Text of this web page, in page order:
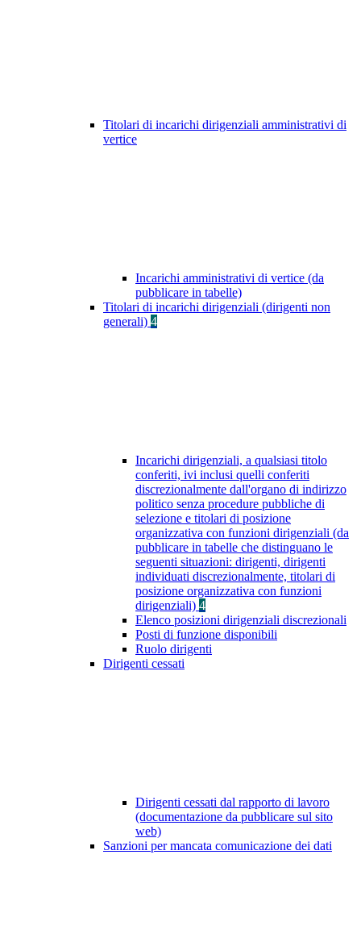
Titolari di incarichi dirigenziali amministrativi di
vertice
Incarichi amministrativi di vertice (da
pubblicare in tabelle)
Titolari di incarichi dirigenziali (dirigenti non
generali) 4
Incarichi dirigenziali, a qualsiasi titolo
conferiti, ivi inclusi quelli conferiti
discrezionalmente dall'organo di indirizzo
politico senza procedure pubbliche di
selezione e titolari di posizione
organizzativa con funzioni dirigenziali (da
pubblicare in tabelle che distinguano le
seguenti situazioni: dirigenti, dirigenti
individuati discrezionalmente, titolari di
posizione organizzativa con funzioni
dirigenziali) 4
Elenco posizioni dirigenziali discrezionali
Posti di funzione disponibili
Ruolo dirigenti
Dirigenti cessati
Dirigenti cessati dal rapporto di lavoro
(documentazione da pubblicare sul sito
web)
Sanzioni per mancata comunicazione dei dati